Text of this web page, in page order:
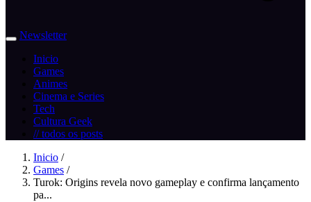
Newsletter
Inicio
Games
Animes
Cinema e Series
Tech
Cultura Geek
// todos os posts
Inicio /
Games /
Turok: Origins revela novo gameplay e confirma lançamento
pa...